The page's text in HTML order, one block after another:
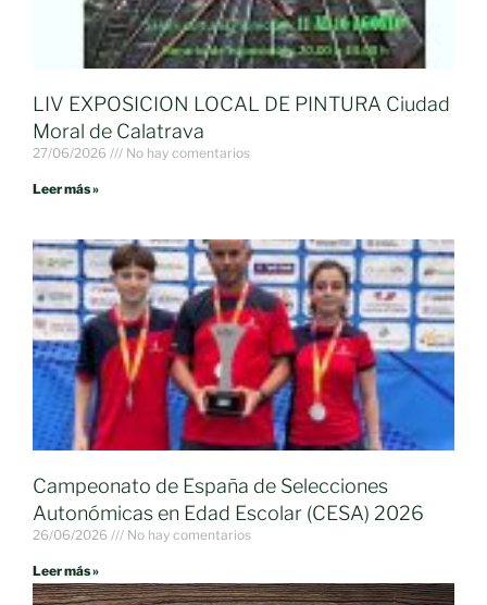
LIV EXPOSICION LOCAL DE PINTURA Ciudad
Moral de Calatrava
27/06/2026 No hay comentarios
Leer más »
Campeonato de España de Selecciones
Autonómicas en Edad Escolar (CESA) 2026
26/06/2026 No hay comentarios
Leer más »